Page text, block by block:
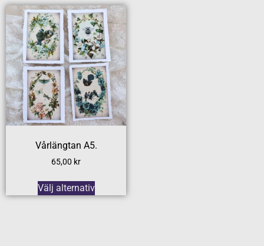
Vårlängtan A5.
65,00 kr
Välj alternativ